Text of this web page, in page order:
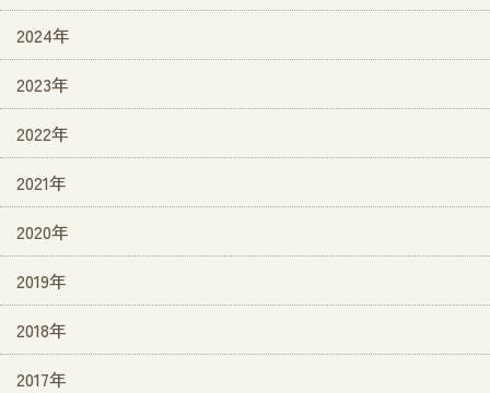
2024年
2023年
2022年
2021年
2020年
2019年
2018年
2017年